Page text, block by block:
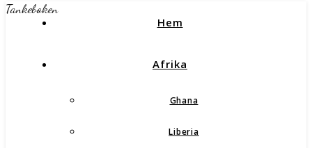
Tankeboken
Hem
Afrika
Ghana
Liberia